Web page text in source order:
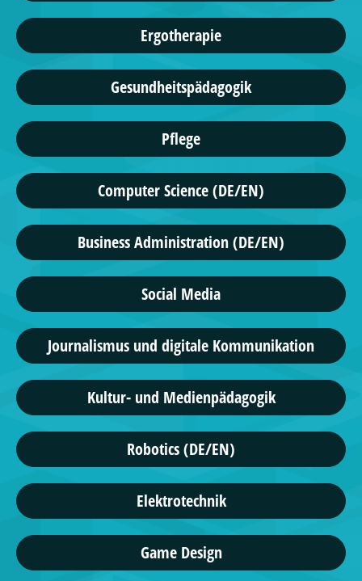
Ergotherapie
Gesundheitspädagogik
Pflege
Computer Science (DE/EN)
Business Administration (DE/EN)
Social Media
Journalismus und digitale Kommunikation
Kultur- und Medienpädagogik
Robotics (DE/EN)
Elektrotechnik
Game Design